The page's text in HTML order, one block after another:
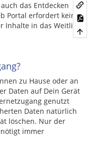
das Entdecken
Portal erfordert keine
Inhalte in das Weitlick
zu Hause oder an
Daten auf Dein Gerät
genutzt
Daten natürlich
löschen. Nur der
immer